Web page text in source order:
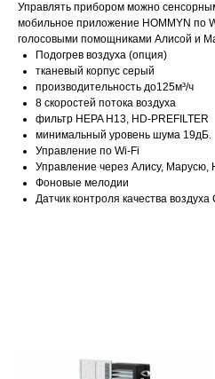
Управлять прибором можно
мобильное приложение HOMMYN по
голосовыми помощниками Алисой и
Подогрев воздуха (опция)
тканевый корпус серый
производительность до125м³/ч
8 скоростей потока воздуха
фильтр HEPA H13, HD-PREFILTER
минимальный уровень шума 19дБ.
Управление по Wi-Fi
Управление через Алису, Марусю,
Фоновые мелодии
Датчик контроля качества